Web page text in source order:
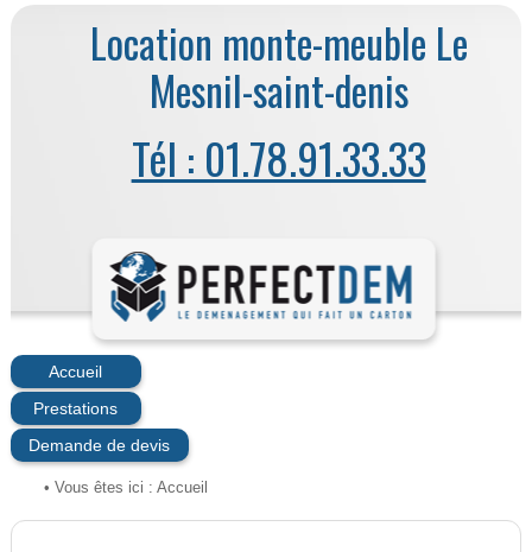
Location monte-meuble Le
Mesnil-saint-denis
Tél : 01.78.91.33.33
Accueil
Prestations
Demande de devis
• Vous êtes ici : Accueil